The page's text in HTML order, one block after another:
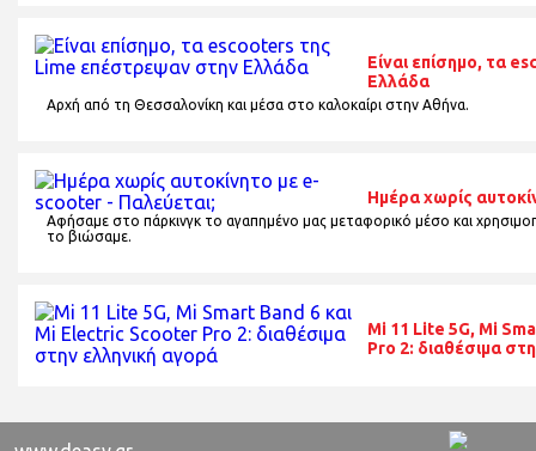
Είναι επίσημο, τα
Ελλάδα
Αρχή από τη Θεσσαλονίκη και μέσα στο καλοκαίρι στην Αθήνα.
Ημέρα χωρίς
Αφήσαμε στο πάρκινγκ το αγαπημένο μας μεταφορικό μέσο και
το βιώσαμε.
Mi 11 Lite 5G, Mi
Pro 2: διαθέσιμα